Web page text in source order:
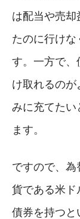
は配当や売却
たのに行けな
す。一方で、
け取れるのが
みに充てたい
ます。
ですので、為
貨である米ド
債券を持つと